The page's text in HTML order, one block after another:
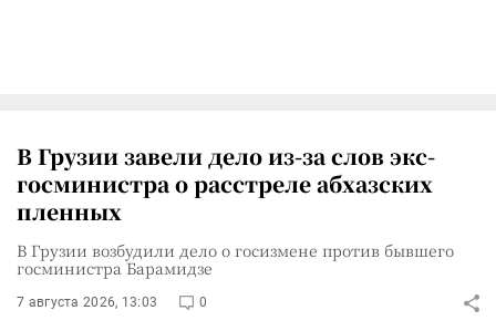
В Грузии завели дело из-за слов экс-
госминистра о расстреле абхазских
пленных
В Грузии возбудили дело о госизмене против бывшего
госминистра Барамидзе
7 августа 2026, 13:03 0